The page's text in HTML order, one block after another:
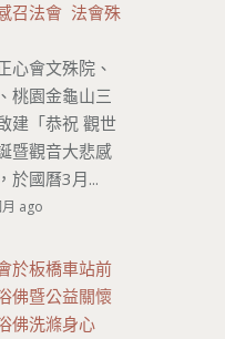
召法會 法會殊
心會文殊院、
桃園金龜山三
建「恭祝 觀世
暨觀音大悲感
於國曆3月...
ago
於板橋車站前
佛暨公益關懷
佛洗滌身心